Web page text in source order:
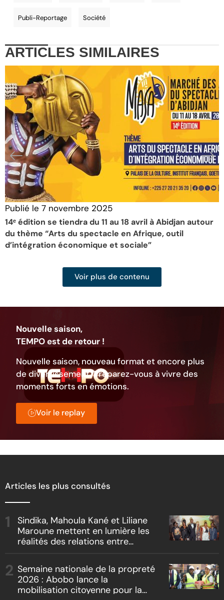
Publi-Reportage Société
ARTICLES SIMILAIRES
Publié le 7 novembre 2025
14ᵉ édition se tiendra du 11 au 18 avril à Abidjan autour
du thème “Arts du spectacle en Afrique, outil
d’intégration économique et sociale”
Voir plus de contenu
Nouvelle saison,
TEMPO est de retour !
Nouvelle saison, nouveau format et encore plus
de divertissement. Préparez-vous à vivre des
moments forts en émotions.
Voir le replay
Articles les plus consultés
Sindika, Mahoula Kané et Liliane
Maroune mettent en lumière les
réalités des relations entre
« Boss vs Boss »
Semaine nationale de la propreté
2026 : Abobo lance la
mobilisation citoyenne pour la